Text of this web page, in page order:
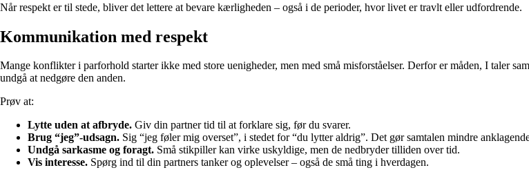
Når respekt er til stede, bliver det lettere at bevare kærligheden – også i de perioder, hvor livet er travlt eller udfordrende.
Kommunikation med respekt
Mange konflikter i parforhold starter ikke med store uenigheder, men med små misforståelser. Derfor er måden, I taler
undgå at nedgøre den anden.
Prøv at:
Lytte uden at afbryde. Giv din partner tid til at forklare sig, før du svarer.
Brug “jeg”-udsagn. Sig “jeg føler mig overset”, i stedet for “du lytter aldrig”. Det gør samtalen mindre
Undgå sarkasme og foragt. Små stikpiller kan virke uskyldige, men de nedbryder tilliden over tid.
Vis interesse. Spørg ind til din partners tanker og oplevelser – også de små ting i hverdagen.